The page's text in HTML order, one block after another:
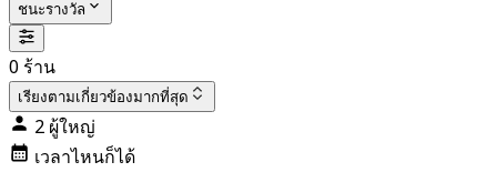
ชนะรางวัล
0 ร้าน
เรียงตามเกี่ยวข้องมากที่สุด
2 ผู้ใหญ่
เวลาไหนก็ได้